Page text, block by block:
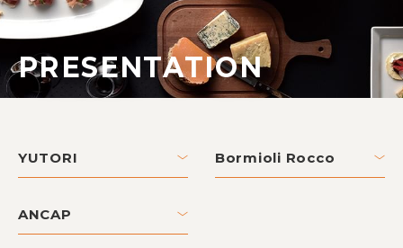
PRESENTATION
YUTORI Bormioli Rocco
ANCAP